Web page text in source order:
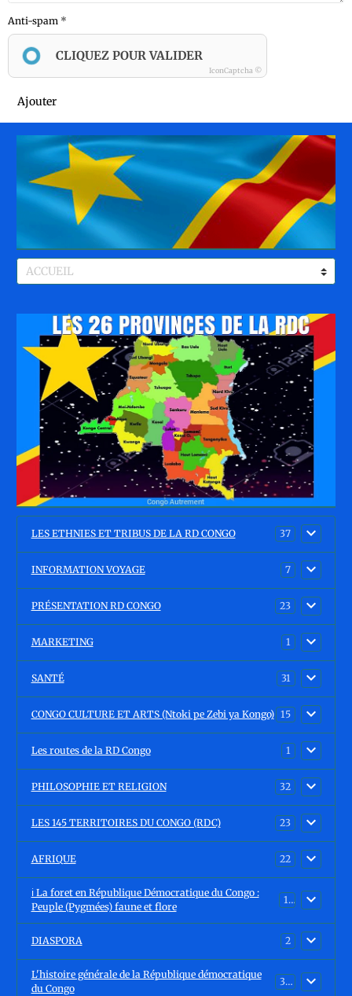
Anti-spam
CLIQUEZ POUR VALIDER
IconCaptcha ©
Ajouter
LES ETHNIES ET TRIBUS DE LA RD CONGO 37
INFORMATION VOYAGE 7
PRÉSENTATION RD CONGO 23
MARKETING 1
SANTÉ 31
CONGO CULTURE ET ARTS (Ntoki pe Zebi ya Kongo) 15
Les routes de la RD Congo 1
PHILOSOPHIE ET RELIGION 32
LES 145 TERRITOIRES DU CONGO (RDC) 23
AFRIQUE 22
ℹ️ La foret en République Démocratique du Congo :
Peuple (Pygmées) faune et flore
15
DIASPORA 2
L'histoire générale de la République démocratique
du Congo
30